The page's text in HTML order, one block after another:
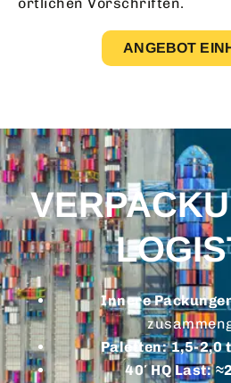
ANGEBOT
Innere
Paletten: 1,5-2,0
40′ HQ Last: